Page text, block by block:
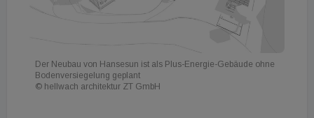
Der Neubau von Hansesun ist als Plus-Energie-Gebäude ohne
Bodenversiegelung geplant
© hellwach architektur ZT GmbH